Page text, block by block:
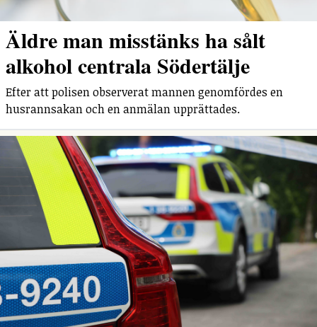
Äldre man misstänks ha sålt
alkohol centrala Södertälje
Efter att polisen observerat mannen genomfördes en
husrannsakan och en anmälan upprättades.